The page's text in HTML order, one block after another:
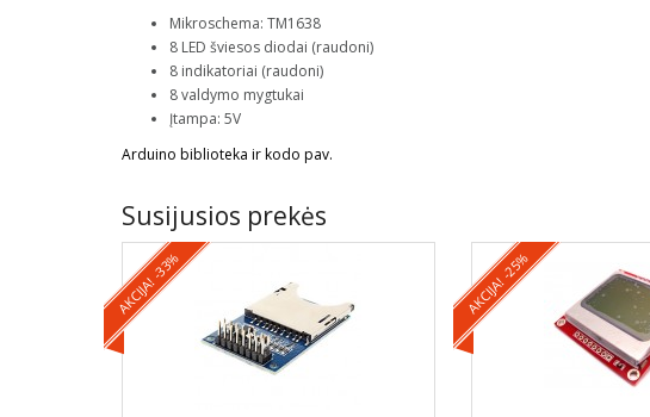
Mikroschema: TM1638
8 LED šviesos diodai (raudoni)
8 indikatoriai (raudoni)
8 valdymo mygtukai
Įtampa: 5V
Arduino biblioteka ir kodo pav.
Susijusios prekės
AKCIJA! -33% AKCIJA! -25%